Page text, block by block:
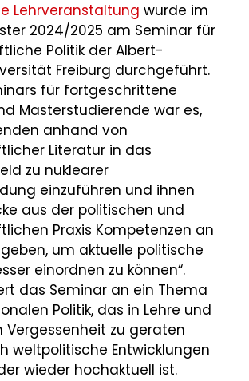
Lehrveranstaltung wurde im
2024/2025 am Seminar für
Politik der Albert-
Freiburg durchgeführt.
für fortgeschrittene
Masterstudierende war es,
anhand von
Literatur in das
zu nuklearer
einzuführen und ihnen
aus der politischen und
Praxis Kompetenzen an
um aktuelle politische
einordnen zu können“.
das Seminar an ein Thema
Politik, das in Lehre und
Vergessenheit zu geraten
weltpolitische Entwicklungen
wieder hochaktuell ist.